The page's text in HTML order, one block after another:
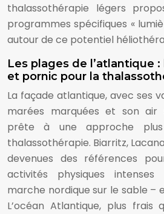
thalassothérapie légers
programmes spécifiques «
autour de ce potentiel
Les plages de l’atlantique
et pornic pour la
La façade atlantique, avec ses
marées marquées et son air
prête à une approche
thalassothérapie. Biarritz,
devenues des références
activités physiques
marche nordique sur le sable –
L’océan Atlantique, plus frais